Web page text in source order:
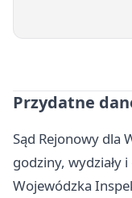
Przydatne
Sąd Rejonowy dla
godziny, wydziały i
Wojewódzka